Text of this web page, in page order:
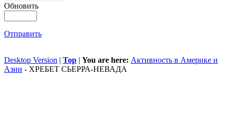
Обновить
Отправить
Desktop Version | Top | You are here: Активность в Америке и
Азии - ХРЕБЕТ СЬЕРРА-НЕВАДА